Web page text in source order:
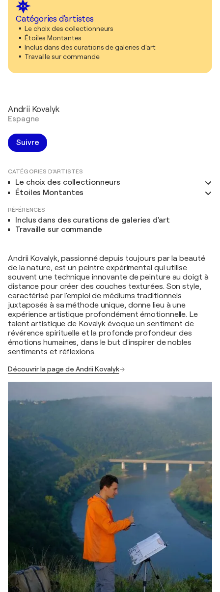
Catégories d'artistes
Le choix des collectionneurs
Étoiles Montantes
Inclus dans des curations de galeries d'art
Travaille sur commande
Andrii Kovalyk
Espagne
Suivre
CATÉGORIES D'ARTISTES
Le choix des collectionneurs
Étoiles Montantes
RÉFÉRENCES
Inclus dans des curations de galeries d'art
Travaille sur commande
Andrii Kovalyk, passionné depuis toujours par la beauté
de la nature, est un peintre expérimental qui utilise
souvent une technique innovante de peinture au doigt à
distance pour créer des couches texturées. Son style,
caractérisé par l'emploi de médiums traditionnels
juxtaposés à sa méthode unique, donne lieu à une
expérience artistique profondément émotionnelle. Le
talent artistique de Kovalyk évoque un sentiment de
révérence spirituelle et la profonde profondeur des
émotions humaines, dans le but d'inspirer de nobles
sentiments et réflexions.
Découvrir la page de Andrii Kovalyk